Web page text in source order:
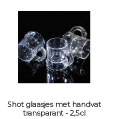
Shot glaasjes met handvat
transparant - 2,5cl